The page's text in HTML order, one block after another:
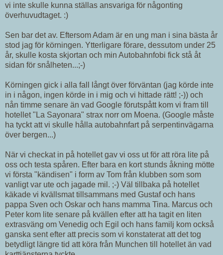
vi inte skulle kunna ställas ansvariga för någonting
överhuvudtaget. :)
Sen bar det av. Eftersom Adam är en ung man i sina bästa år
stod jag för körningen. Ytterligare förare, dessutom under 25
år, skulle kosta skjortan och min Autobahnfobi fick stå åt
sidan för snålheten...;-)
Körningen gick i alla fall långt över förväntan (jag körde inte
in i någon, ingen körde in i mig och vi hittade rätt! ;-)) och
nån timme senare än vad Google förutspått kom vi fram till
hotellet "La Sayonara" strax norr om Moena. (Google måste
ha tyckt att vi skulle hålla autobahnfart på serpentinvägarna
över bergen...)
När vi checkat in på hotellet gav vi oss ut för att röra lite på
oss och testa spåren. Efter bara en kort stunds åkning mötte
vi första "kändisen" i form av Tom från klubben som som
vanligt var ute och jagade mil. ;-) Väl tillbaka på hotellet
käkade vi kvällsmat tillsammans med Gustaf och hans
pappa Sven och Oskar och hans mamma Tina. Marcus och
Peter kom lite senare på kvällen efter att ha tagit en liten
extrasväng om Venedig och Egil och hans familj kom också
ganska sent efter att precis som vi konstaterat att det tog
betydligt längre tid att köra från Munchen till hotellet än vad